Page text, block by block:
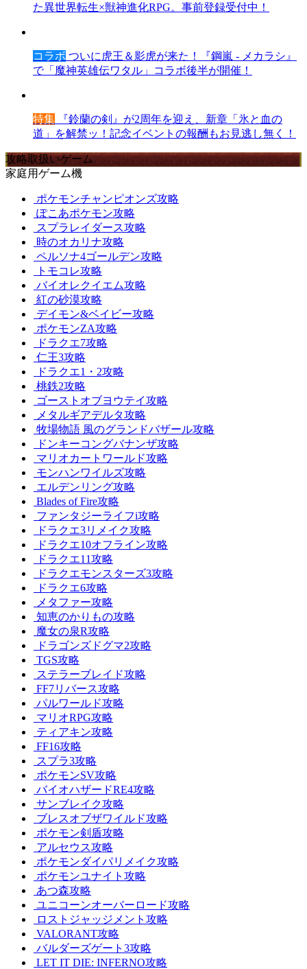
た異世界転生×獣神進化RPG。事前登録受付中！
コラボ ついに虎王＆影虎が来た！『鋼嵐 - メカラシ』
で「魔神英雄伝ワタル」コラボ後半が開催！
特集 『鈴蘭の剣』が2周年を迎え、新章「氷と血の
道」を解禁ッ！記念イベントの報酬もお見逃し無く！
攻略取扱いゲーム
家庭用ゲーム機
ポケモンチャンピオンズ攻略
ぽこあポケモン攻略
スプラレイダース攻略
時のオカリナ攻略
ペルソナ4ゴールデン攻略
トモコレ攻略
バイオレクイエム攻略
紅の砂漠攻略
デイモン&ベイビー攻略
ポケモンZA攻略
ドラクエ7攻略
仁王3攻略
ドラクエ1・2攻略
桃鉄2攻略
ゴーストオブヨウテイ攻略
メタルギアデルタ攻略
牧場物語 風のグランドバザール攻略
ドンキーコングバナンザ攻略
マリオカートワールド攻略
モンハンワイルズ攻略
エルデンリング攻略
Blades of Fire攻略
ファンタジーライフi攻略
ドラクエ3リメイク攻略
ドラクエ10オフライン攻略
ドラクエ11攻略
ドラクエモンスターズ3攻略
ドラクエ6攻略
メタファー攻略
知恵のかりもの攻略
魔女の泉R攻略
ドラゴンズドグマ2攻略
TGS攻略
ステラーブレイド攻略
FF7リバース攻略
パルワールド攻略
マリオRPG攻略
ティアキン攻略
FF16攻略
スプラ3攻略
ポケモンSV攻略
バイオハザードRE4攻略
サンブレイク攻略
ブレスオブザワイルド攻略
ポケモン剣盾攻略
アルセウス攻略
ポケモンダイパリメイク攻略
ポケモンユナイト攻略
あつ森攻略
ユニコーンオーバーロード攻略
ロストジャッジメント攻略
VALORANT攻略
バルダーズゲート3攻略
LET IT DIE: INFERNO攻略